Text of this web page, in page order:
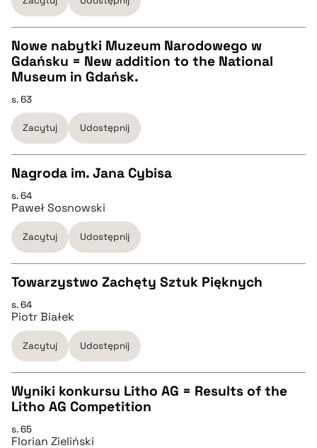
pobierz cytat
BIBTEX
CZYSTY TEKST
pobierz cytat
BIBTEX
Nowe nabytki Muzeum Narodowego w
Gdańsku = New addition to the National
Museum in Gdańsk.
s. 63
Zacytuj Udostępnij
CZYSTY TEKST
pobierz cytat
BIBTEX
pobierz cytat
Nagroda im. Jana Cybisa
s. 64
Paweł Sosnowski
Zacytuj Udostępnij
CZYSTY TEKST
pobierz cytat
BIBTEX
Towarzystwo Zachęty Sztuk Pięknych
s. 64
Piotr Białek
Zacytuj Udostępnij
CZYSTY TEKST
Wyniki konkursu Litho AG = Results of the
Litho AG Competition
s. 65
Florian Zieliński